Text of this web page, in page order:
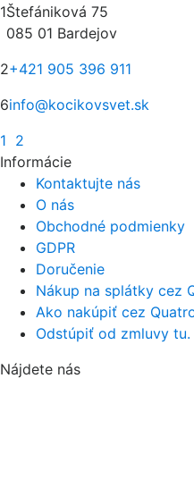
1Štefániková 75
085 01 Bardejov
2+421 905 396 911
6info@kocikovsvet.sk
1 2
Informácie
Kontaktujte nás
O nás
Obchodné podmienky
GDPR
Doručenie
Nákup na splátky cez
Ako nakúpiť cez
Odstúpiť od zmluvy tu.
Nájdete nás